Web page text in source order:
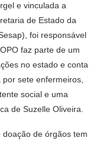
e vinculada a
de Estado da
foi responsável
faz parte de um
no estado e conta
sete enfermeiros,
social e uma
de Suzelle Oliveira.
de órgãos tem